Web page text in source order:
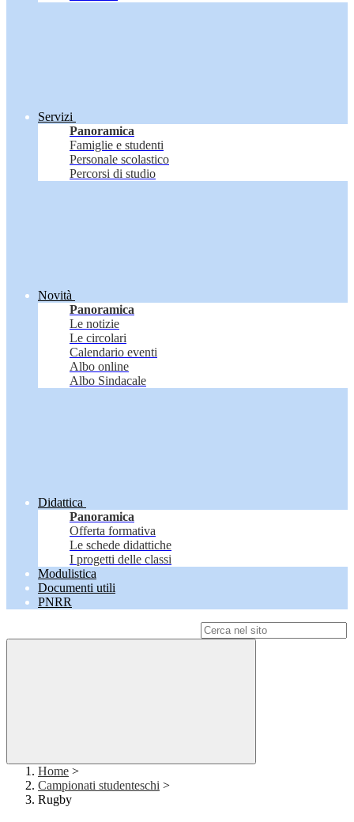
Servizi
Panoramica
Famiglie e studenti
Personale scolastico
Percorsi di studio
Novità
Panoramica
Le notizie
Le circolari
Calendario eventi
Albo online
Albo Sindacale
Didattica
Panoramica
Offerta formativa
Le schede didattiche
I progetti delle classi
Modulistica
Documenti utili
PNRR
Home >
Campionati studenteschi >
Rugby